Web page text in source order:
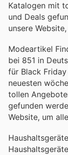
Katalogen mit
und Deals
unsere
Modeartikel
bei 851 in
für Black
neuesten
tollen
gefunden
Website, um